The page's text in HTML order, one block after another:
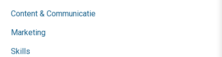
Content & Communicatie
Marketing
Skills